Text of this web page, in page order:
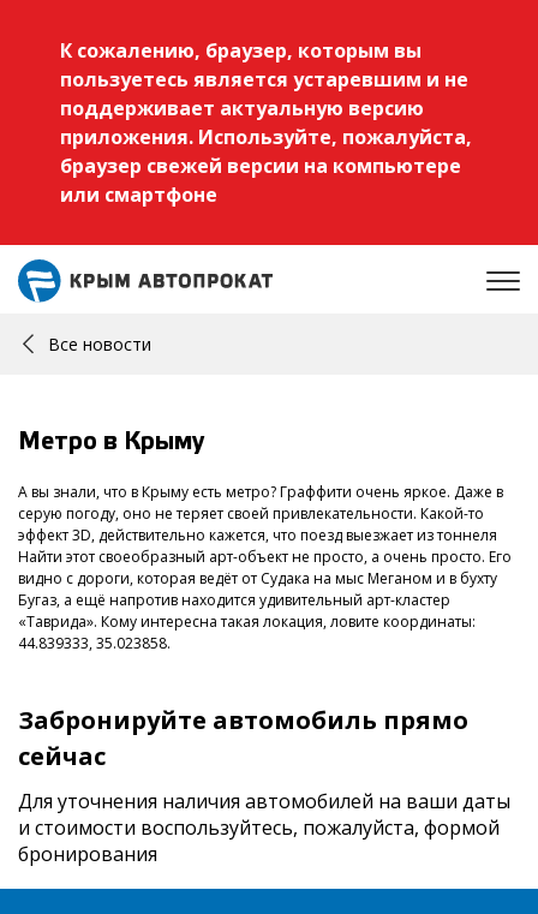
К сожалению, браузер, которым вы
пользуетесь является устаревшим и не
поддерживает актуальную версию
приложения. Используйте, пожалуйста,
браузер свежей версии на компьютере
или смартфоне
Все новости
Метро в Крыму
А вы знали, что в Крыму есть метро? Граффити очень яркое. Даже в
серую погоду, оно не теряет своей привлекательности. Какой-то
эффект 3D, действительно кажется, что поезд выезжает из тоннеля
Найти этот своеобразный арт-объект не просто, а очень просто. Его
видно с дороги, которая ведёт от Судака на мыс Меганом и в бухту
Бугаз, а ещё напротив находится удивительный арт-кластер
«Таврида». Кому интересна такая локация, ловите координаты:
44.839333, 35.023858.
Забронируйте автомобиль прямо
сейчас
Для уточнения наличия автомобилей на ваши даты
и стоимости воспользуйтесь, пожалуйста, формой
бронирования